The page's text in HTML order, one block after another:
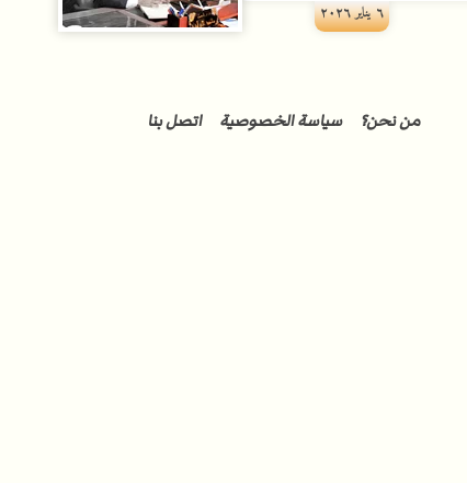
٦ يناير ۲۰۲٦
من نحن؟ سياسة الخصوصية اتصل بنا